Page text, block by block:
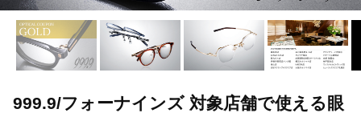
999.9/フォーナインズ 対象店舗で使える眼